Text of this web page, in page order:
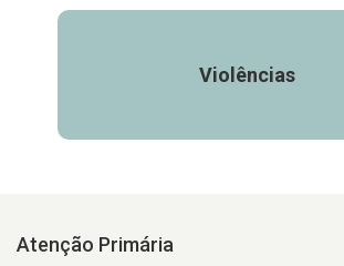
Violências
Atenção Primária